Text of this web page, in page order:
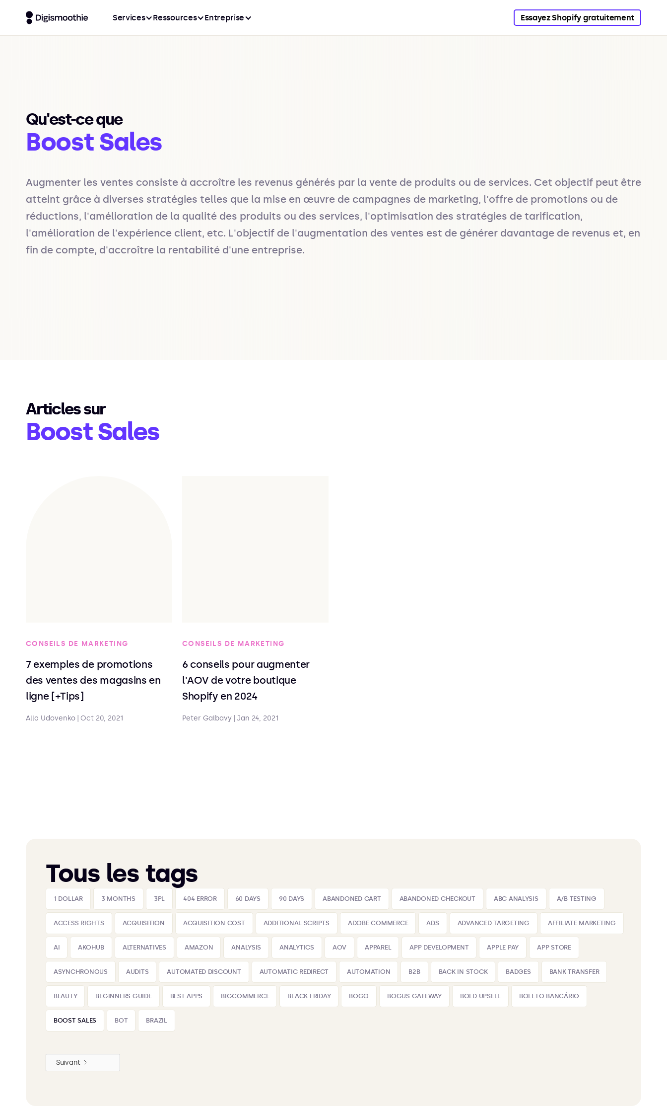
Services Ressources Entreprise Essayez Shopify gratuitement
Qu'est-ce que
Boost Sales
Augmenter les ventes consiste à accroître les revenus générés par la vente de produits ou de services. Cet objectif peut être
atteint grâce à diverses stratégies telles que la mise en œuvre de campagnes de marketing, l'offre de promotions ou de
réductions, l'amélioration de la qualité des produits ou des services, l'optimisation des stratégies de tarification,
l'amélioration de l'expérience client, etc. L'objectif de l'augmentation des ventes est de générer davantage de revenus et, en
fin de compte, d'accroître la rentabilité d'une entreprise.
Articles sur
Boost Sales
CONSEILS DE MARKETING
7 exemples de promotions
des ventes des magasins en
ligne [+Tips]
Alla Udovenko Oct 20, 2021
CONSEILS DE MARKETING
6 conseils pour augmenter
l'AOV de votre boutique
Shopify en 2024
Peter Galbavy Jan 24, 2021
Tous les tags
1 DOLLAR 3 MONTHS 3PL 404 ERROR 60 DAYS 90 DAYS ABANDONED CART ABANDONED CHECKOUT ABC ANALYSIS A/B TESTING
ACCESS RIGHTS ACQUISITION ACQUISITION COST ADDITIONAL SCRIPTS ADOBE COMMERCE ADS ADVANCED TARGETING AFFILIATE MARKETING
AI AKOHUB ALTERNATIVES AMAZON ANALYSIS ANALYTICS AOV APPAREL APP DEVELOPMENT APPLE PAY APP STORE
ASYNCHRONOUS AUDITS AUTOMATED DISCOUNT AUTOMATIC REDIRECT AUTOMATION B2B BACK IN STOCK BADGES BANK TRANSFER
BEAUTY BEGINNERS GUIDE BEST APPS BIGCOMMERCE BLACK FRIDAY BOGO BOGUS GATEWAY BOLD UPSELL BOLETO BANCÁRIO
BOOST SALES BOT BRAZIL
Suivant